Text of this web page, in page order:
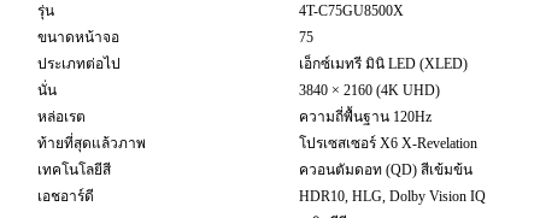
รุ่น
4T-C75GU8500X
ขนาดหน้าจอ
75
ประเภทต่อไป
เอ็กซ์เมทรี มินิ LED (XLED)
นั่น
3840 × 2160 (4K UHD)
หล่อเรต
ความถี่พื้นฐาน 120Hz
ท้ายที่สุดแล้วภาพ
โปรเซสเซอร์ X6 X-Revelation
เทคโนโลยีสี
ควอนตัมดอท (QD) สีเข้มข้น
เอชอาร์ดี
HDR10, HLG, Dolby Vision IQ